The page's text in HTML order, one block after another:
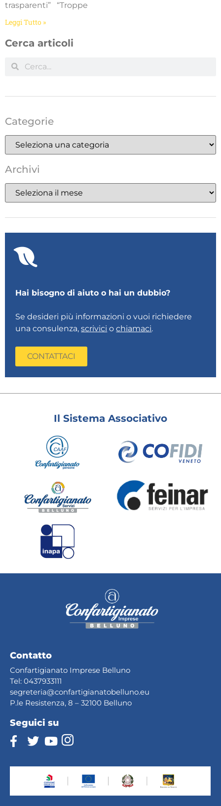
trasparenti” “Troppe
Leggi Tutto »
Cerca articoli
Categorie
Archivi
Hai bisogno di aiuto o hai un dubbio?
Se desideri più informazioni o vuoi richiedere
una consulenza,scrivici ochiamaci.
CONTATTACI
Il Sistema Associativo
Contatto
Confartigianato Imprese Belluno
Tel: 0437933111
segreteria@confartigianatobelluno.eu
P.le Resistenza, 8 – 32100 Belluno
Seguici su